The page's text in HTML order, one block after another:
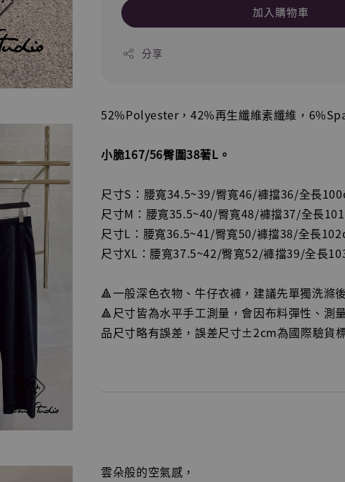
加入購物車
分享
52%Polyester，42%再生纖維素纖維，
小脆167/56臀圍38著L。
尺寸S：腰寬34.5~39/臀寬46/褲擋36/全長
尺寸M：腰寬35.5~40/臀寬48/褲擋37/全長
尺寸L：腰寬36.5~41/臀寬50/褲擋38/全長
尺寸XL：腰寬37.5~42/臀寬52/褲擋39/全長
🔺一般深色衣物、牛仔衣褲，建議先單獨洗滌
🔺尺寸皆為水平手工測量，會因布料彈性、測
品尺寸略有誤差，誤差尺寸±2cm為國際驗貨
雲朵般的空氣感，